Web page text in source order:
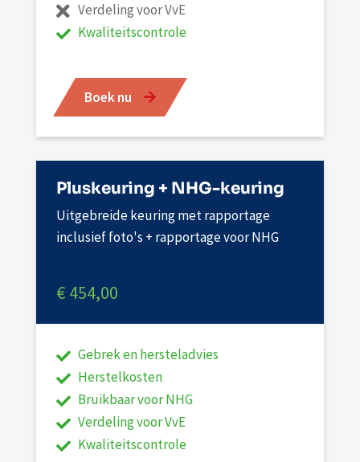
Verdeling voor VvE
Kwaliteitscontrole
Boek nu
Pluskeuring + NHG-keuring
Uitgebreide keuring met rapportage
inclusief foto's + rapportage voor NHG
€ 454,00
Gebrek en hersteladvies
Herstelkosten
Bruikbaar voor NHG
Verdeling voor VvE
Kwaliteitscontrole